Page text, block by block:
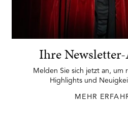
Ihre
Melden Sie sich jetzt an, um
Highlights und
MEHR